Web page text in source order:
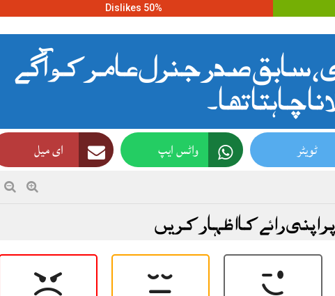
50% Dislikes
سابق صدر جنرل عامر کو آگے
چاہتا تھا ۔
ٹویٹر واٹس ایپ ای میل
اپنی رائے کا اظہار کریں